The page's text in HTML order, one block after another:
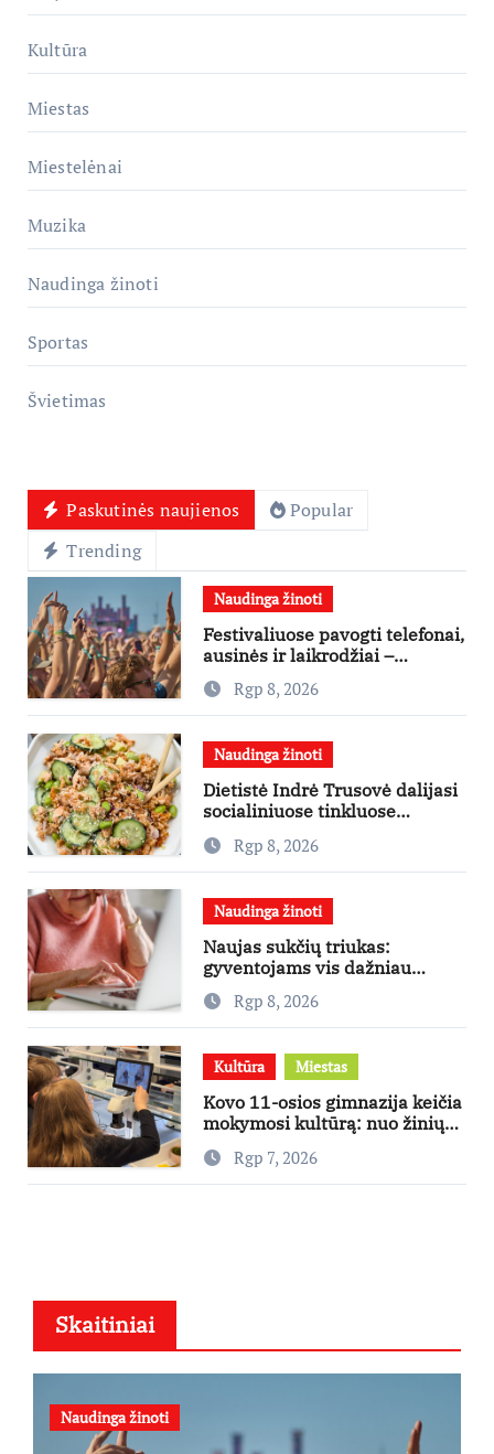
Kultūra
Miestas
Miestelėnai
Muzika
Naudinga žinoti
Sportas
Švietimas
Paskutinės naujienos
Popular
Trending
Naudinga žinoti
Festivaliuose pavogti telefonai,
ausinės ir laikrodžiai –
ekspertai primena apie
didžiausias finansines rizikas
Rgp 8, 2026
Naudinga žinoti
Dietistė Indrė Trusovė dalijasi
socialiniuose tinkluose
išpopuliarėjusiu lašišos salotų
receptuRgp 8, 2026
Naudinga žinoti
Naujas sukčių triukas:
gyventojams vis dažniau
skambina per „Viber“
Rgp 8, 2026
Kultūra Miestas
Kovo 11-osios gimnazija keičia
mokymosi kultūrą: nuo žinių
kaupimo – prie jų supratimo ir
taikymo
Rgp 7, 2026
Skaitiniai
Naudinga žinoti